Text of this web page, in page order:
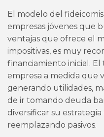
El modelo del
empresas jóvenes que
ventajas que ofrece el
impositivas, es muy
financiamiento inicial.
empresa a medida que
generando utilidades,
de ir tomando deuda
diversificar su
reemplazando pasivos.